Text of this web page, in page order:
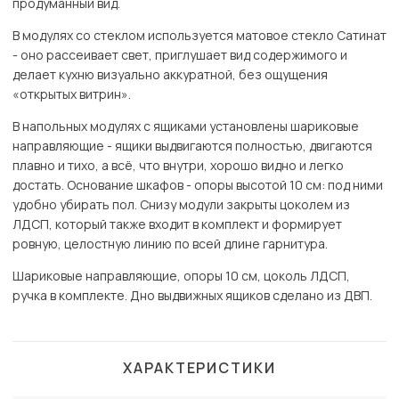
В модулях со стеклом используется матовое стекло Сатинат
- оно рассеивает свет, приглушает вид содержимого и
делает кухню визуально аккуратной, без ощущения
«открытых витрин».
В напольных модулях с ящиками установлены шариковые
направляющие - ящики выдвигаются полностью, двигаются
плавно и тихо, а всё, что внутри, хорошо видно и легко
достать. Основание шкафов - опоры высотой 10 см: под ними
удобно убирать пол. Снизу модули закрыты цоколем из
ЛДСП, который также входит в комплект и формирует
ровную, целостную линию по всей длине гарнитура.
Шариковые направляющие, опоры 10 см, цоколь ЛДСП,
ручка в комплекте. Дно выдвижных ящиков сделано из ДВП.
ХАРАКТЕРИСТИКИ